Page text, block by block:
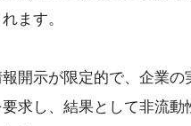
ます。
開示が限定的で、企業の
求し、結果として非流動